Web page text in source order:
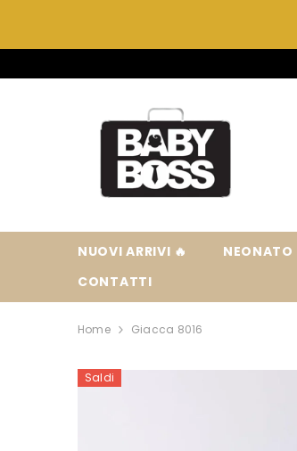
NUOVI ARRIVI 🔥 NEONATO
CONTATTI
Home Giacca 8016
Saldi